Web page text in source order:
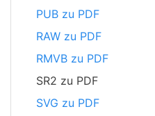
PUB zu PDF
RAW zu PDF
RMVB zu PDF
SR2 zu PDF
SVG zu PDF